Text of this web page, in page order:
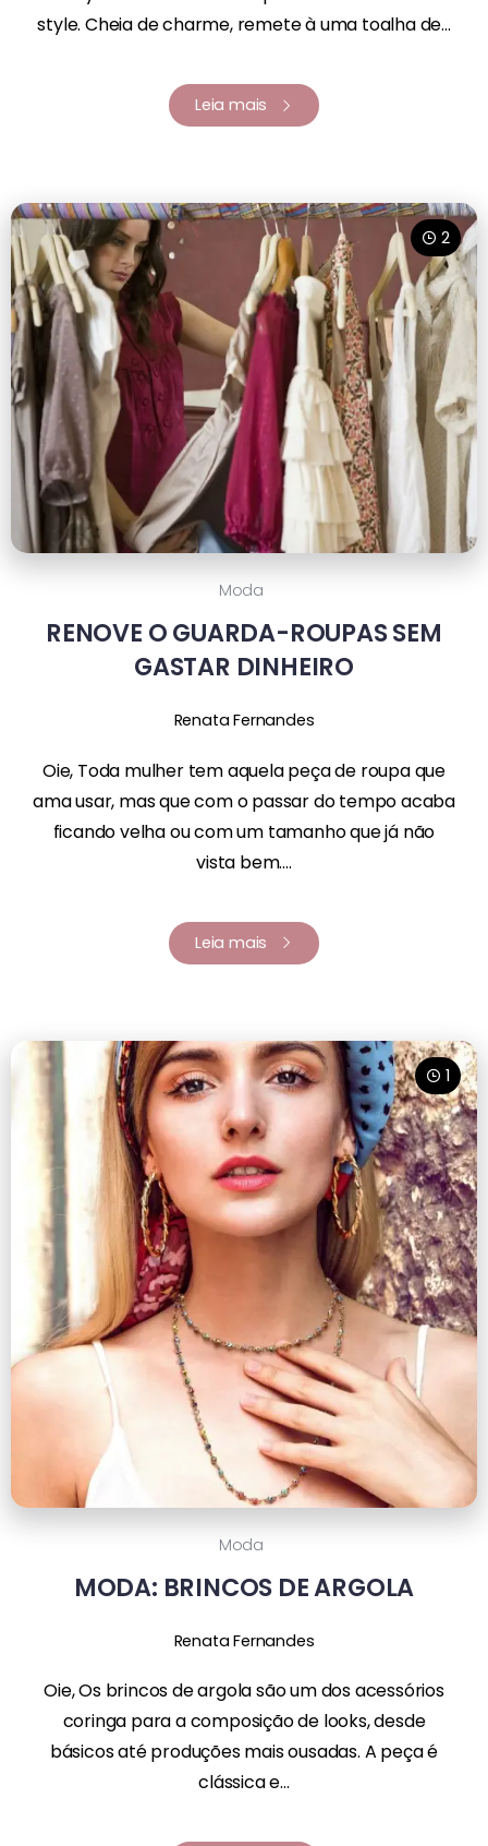
style. Cheia de charme, remete à uma toalha de...
Leia mais
2
Moda
RENOVE O GUARDA-ROUPAS SEM
GASTAR DINHEIRO
Renata Fernandes
Oie, Toda mulher tem aquela peça de roupa que
ama usar, mas que com o passar do tempo acaba
ficando velha ou com um tamanho que já não
vista bem....
Leia mais
1
Moda
MODA: BRINCOS DE ARGOLA
Renata Fernandes
Oie, Os brincos de argola são um dos acessórios
coringa para a composição de looks, desde
básicos até produções mais ousadas. A peça é
clássica e...